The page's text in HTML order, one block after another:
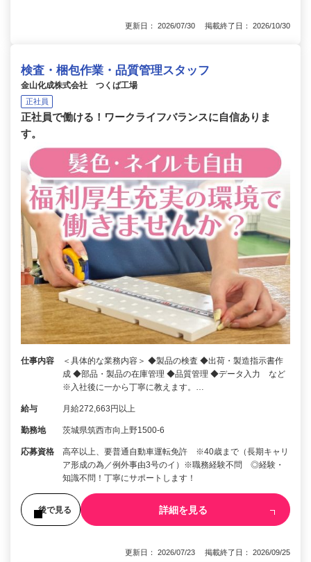
更新日： 2026/07/30 掲載終了日： 2026/10/30
検査・梱包作業・品質管理スタッフ
金山化成株式会社 つくば工場
正社員
正社員で働ける！ワークライフバランスに自信ありま
す。
仕事内容
＜具体的な業務内容＞ ◆製品の検査 ◆出荷・製造指示書作
成 ◆部品・製品の在庫管理 ◆品質管理 ◆データ入力 など
※入社後に一から丁寧に教えます。…
給与 月給272,663円以上
勤務地 茨城県筑西市向上野1500-6
応募資格
高卒以上、要普通自動車運転免許 ※40歳まで（長期キャリ
ア形成の為／例外事由3号のイ）※職務経験不問 ◎経験・
知識不問！丁寧にサポートします！
後で見る 詳細を見る
更新日： 2026/07/23 掲載終了日： 2026/09/25